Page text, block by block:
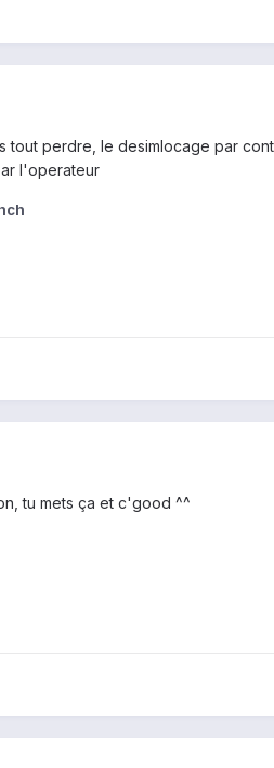
tout perdre, le desimlocage par
l'operateur
tu mets ça et c'good ^^